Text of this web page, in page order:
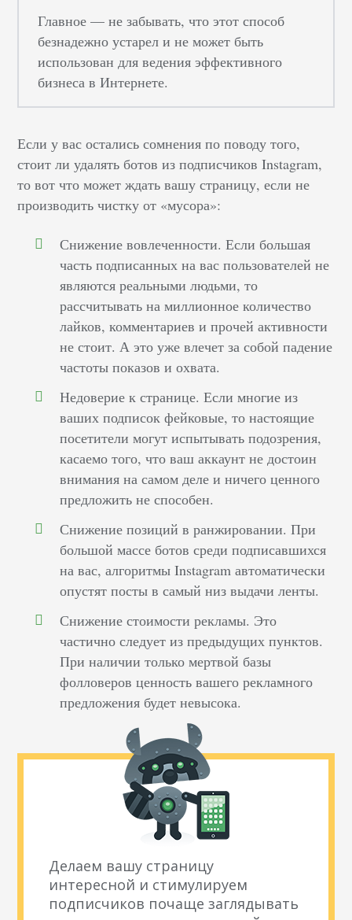
Главное — не забывать, что этот способ
безнадежно устарел и не может быть
использован для ведения эффективного
бизнеса в Интернете.
Если у вас остались сомнения по поводу того,
стоит ли удалять ботов из подписчиков Instagram,
то вот что может ждать вашу страницу, если не
производить чистку от «мусора»:
Снижение вовлеченности. Если большая
часть подписанных на вас пользователей не
являются реальными людьми, то
рассчитывать на миллионное количество
лайков, комментариев и прочей активности
не стоит. А это уже влечет за собой падение
частоты показов и охвата.
Недоверие к странице. Если многие из
ваших подписок фейковые, то настоящие
посетители могут испытывать подозрения,
касаемо того, что ваш аккаунт не достоин
внимания на самом деле и ничего ценного
предложить не способен.
Снижение позиций в ранжировании. При
большой массе ботов среди подписавшихся
на вас, алгоритмы Instagram автоматически
опустят посты в самый низ выдачи ленты.
Снижение стоимости рекламы. Это
частично следует из предыдущих пунктов.
При наличии только мертвой базы
фолловеров ценность вашего рекламного
предложения будет невысока.
Делаем вашу страницу
интересной и стимулируем
подписчиков почаще заглядывать